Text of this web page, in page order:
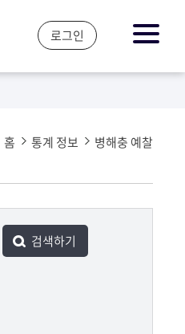
로그인
홈 통계 정보 병해충 예찰